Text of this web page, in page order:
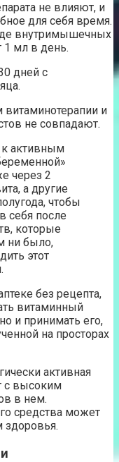
не влияют, и
для себя время.
внутримышечных
1 мл в день.
дней с
и
не совпадают.
к активным
через 2
а другие
чтобы
себя после
которые
ни было,
этот
без рецепта,
витаминный
и принимать его,
на просторах
активная
с высоким
в нем.
средства может
здоровья.